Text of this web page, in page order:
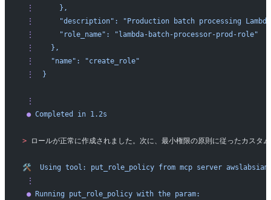
⋮
      },
⋮
      "description":
"Production batch processing
⋮
      "role_name":
"lambda-batch-processor-prod-role"
⋮
    },
⋮
    "name":
"create_role"
⋮
  }
⋮
● Completed in 1.2s
> ロールが正常に作成されました。次に、最小権限の原則に従ったカスタ
🛠️
  Using
tool: put_role_policy from mcp server
⋮
● Running put_role_policy with the param: